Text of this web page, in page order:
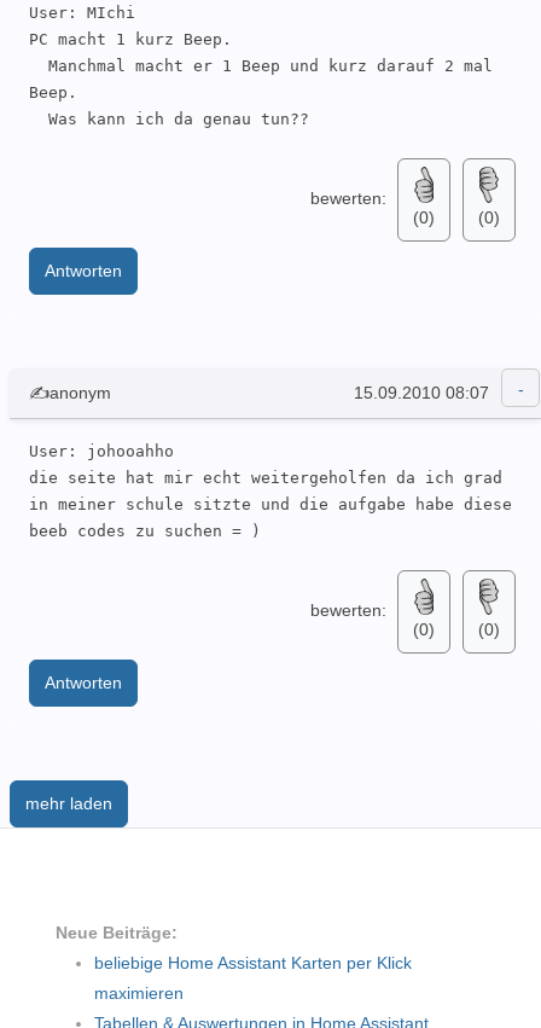
User: MIchi
PC macht 1 kurz Beep.
Beep.
  Was kann ich da genau tun??
bewerten:
(0)
(0)
Antworten
✍anonym 15.09.2010 08:07
User: johooahho
die seite hat mir echt weitergeholfen da ich grad
in meiner schule sitzte und die aufgabe habe diese
beeb codes zu suchen = )
bewerten:
(0)
(0)
Antworten
mehr laden
Neue Beiträge:
beliebige Home Assistant Karten per Klick
maximieren
Tabellen & Auswertungen in Home Assistant.